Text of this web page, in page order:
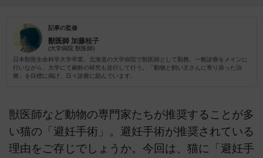
記事の監修
獣医師 加藤桂子
(大学病院 獣医師)
日本獣医生命科学大学卒業。北海道の大学病院で獣医師として勤務。一般診療をメインに
行いながら、大学にて麻酔の研究も並行して行う。「動物と飼い主さんに寄り添った治
療」を目標に掲げ、日々診療に励んでいます。
獣医師など動物の専門家たちが推奨することが多
い猫の「避妊手術」。避妊手術が推奨されている
理由をご存じでしょうか。今回は、猫に「避妊手